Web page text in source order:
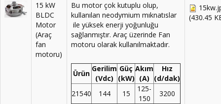
15 kW
BLDC
Motor
(Araç
fan
motoru)
Bu motor çok kutuplu olup,
kullanılan neodymium mıknatıslar
ile yüksek enerji yoğunluğu
sağlanmıştır. Araç üzerinde Fan
motoru olarak kullanılmaktadır.
Ürün
Gerilim
(Vdc)
Güç
(kW)
Akım
(A)
Hız
(d/dak)
21540
144 15
125-
150
3200
(430.45